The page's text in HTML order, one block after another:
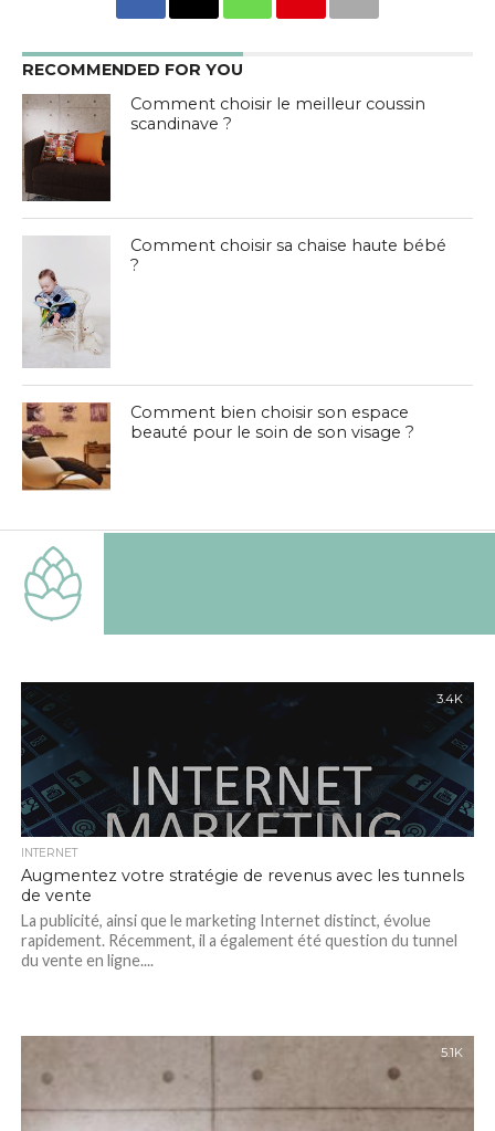
RECOMMENDED FOR YOU
Comment choisir le meilleur coussin
scandinave ?
Comment choisir sa chaise haute bébé
?
Comment bien choisir son espace
beauté pour le soin de son visage ?
3.4K
INTERNET
Augmentez votre stratégie de revenus avec les tunnels
de vente
La publicité, ainsi que le marketing Internet distinct, évolue
rapidement. Récemment, il a également été question du tunnel
du vente en ligne....
5.1K